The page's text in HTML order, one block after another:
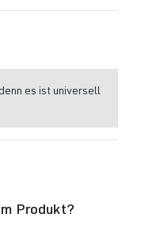
es ist universell
Produkt?